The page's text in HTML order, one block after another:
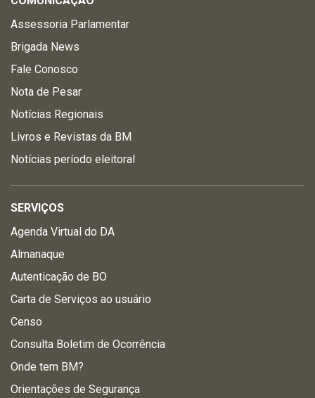
Assessoria Parlamentar
Brigada News
Fale Conosco
Nota de Pesar
Notícias Regionais
Livros e Revistas da BM
Notícias período eleitoral
SERVIÇOS
Agenda Virtual do DA
Almanaque
Autenticação de BO
Carta de Serviços ao usuário
Censo
Consulta Boletim de Ocorrência
Onde tem BM?
Orientações de Segurança